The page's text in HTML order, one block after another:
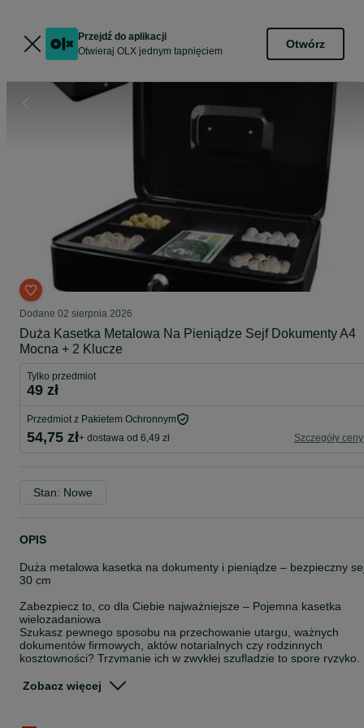
Przejdź do aplikacji
Otwieraj OLX jednym tapnięciem
Otwórz
Dodane 02 sierpnia 2026
Duża Kasetka Metalowa Na Pieniądze Sejf Dokumenty A4
Mocna + 2 Klucze
Tylko przedmiot
49 zł
Przedmiot z Pakietem Ochronnym
54,75 zł+ dostawa od 6,49 zł Szczegóły ceny
Stan: Nowe
OPIS
Duża metalowa kasetka na dokumenty i pieniądze – bezpieczny
30 cm
Zabezpiecz to, co dla Ciebie najważniejsze – Pojemna kasetka
wielozadaniowa
Szukasz pewnego sposobu na przechowanie utargu, ważnych
dokumentów firmowych, aktów notarialnych czy rodzinnych
kosztowności? Trzymanie ich w zwykłej szufladzie to spore ryzyko.
profesjonalne, podręczne zabezpieczenie, które idealnie sprawdzi
Zobacz więcej